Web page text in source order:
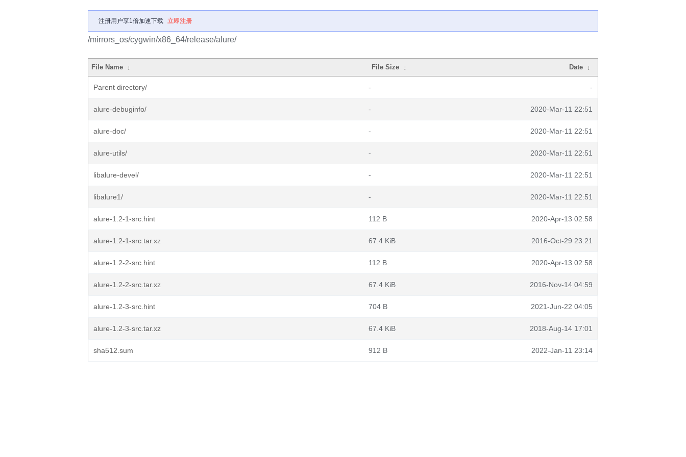
注册用户享1倍加速下载 立即注册
/mirrors_os/cygwin/x86_64/release/alure/
File Name ↓ File Size ↓ Date ↓
Parent directory/ - -
alure-debuginfo/ - 2020-Mar-11 22:51
alure-doc/ - 2020-Mar-11 22:51
alure-utils/ - 2020-Mar-11 22:51
libalure-devel/ - 2020-Mar-11 22:51
libalure1/ - 2020-Mar-11 22:51
alure-1.2-1-src.hint 112 B 2020-Apr-13 02:58
alure-1.2-1-src.tar.xz 67.4 KiB 2016-Oct-29 23:21
alure-1.2-2-src.hint 112 B 2020-Apr-13 02:58
alure-1.2-2-src.tar.xz 67.4 KiB 2016-Nov-14 04:59
alure-1.2-3-src.hint 704 B 2021-Jun-22 04:05
alure-1.2-3-src.tar.xz 67.4 KiB 2018-Aug-14 17:01
sha512.sum 912 B 2022-Jan-11 23:14